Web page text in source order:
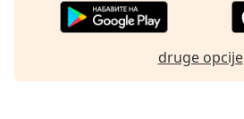
druge opcije